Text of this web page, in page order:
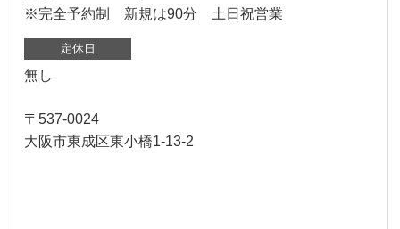
※完全予約制 新規は90分 土日祝営業
定休日
無し
〒537-0024
大阪市東成区東小橋1-13-2